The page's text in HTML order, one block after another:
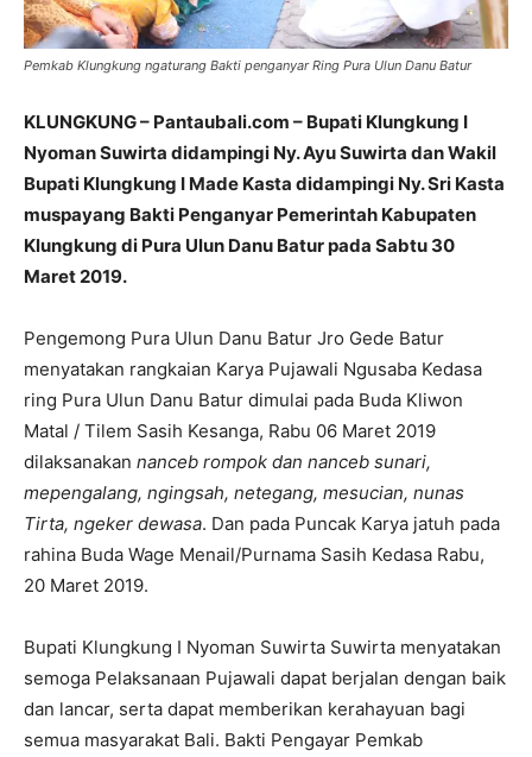
Pemkab Klungkung ngaturang Bakti penganyar Ring Pura Ulun Danu Batur
KLUNGKUNG – Pantaubali.com – Bupati Klungkung I
Nyoman Suwirta didampingi Ny. Ayu Suwirta dan Wakil
Bupati Klungkung I Made Kasta didampingi Ny. Sri Kasta
muspayang Bakti Penganyar Pemerintah Kabupaten
Klungkung di Pura Ulun Danu Batur pada Sabtu 30
Maret 2019.
Pengemong Pura Ulun Danu Batur Jro Gede Batur
menyatakan rangkaian Karya Pujawali Ngusaba Kedasa
ring Pura Ulun Danu Batur dimulai pada Buda Kliwon
Matal / Tilem Sasih Kesanga, Rabu 06 Maret 2019
dilaksanakan nanceb rompok dan nanceb sunari,
mepengalang, ngingsah, netegang, mesucian, nunas
Tirta, ngeker dewasa. Dan pada Puncak Karya jatuh pada
rahina Buda Wage Menail/Purnama Sasih Kedasa Rabu,
20 Maret 2019.
Bupati Klungkung I Nyoman Suwirta Suwirta menyatakan
semoga Pelaksanaan Pujawali dapat berjalan dengan baik
dan lancar, serta dapat memberikan kerahayuan bagi
semua masyarakat Bali. Bakti Pengayar Pemkab